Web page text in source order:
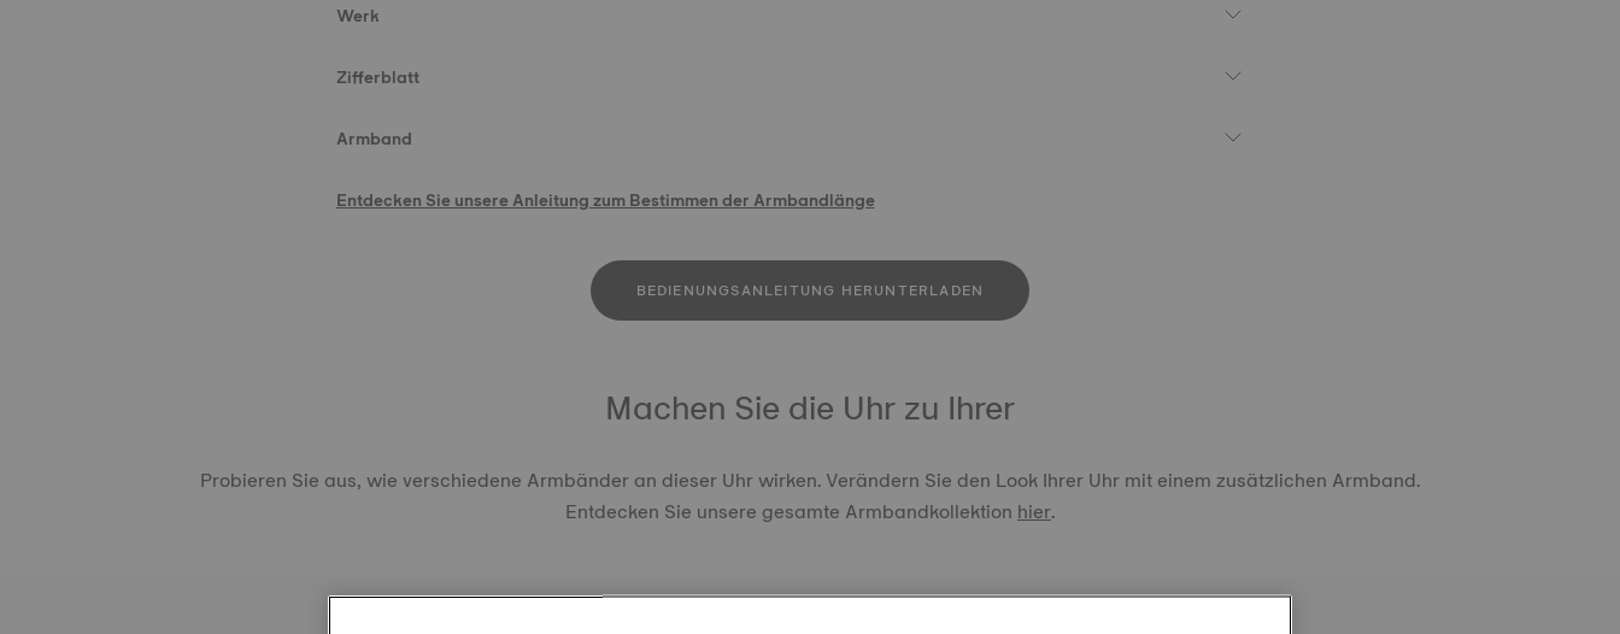
Werk
Zifferblatt
Armband
Entdecken Sie unsere Anleitung zum Bestimmen der Armbandlänge
BEDIENUNGSANLEITUNG HERUNTERLADEN
Machen Sie die Uhr zu Ihrer
Probieren Sie aus, wie verschiedene Armbänder an dieser Uhr wirken. Verändern Sie den Look Ihrer Uhr mit einem zusätzlichen Armband.
Entdecken Sie unsere gesamte Armbandkollektionhier.